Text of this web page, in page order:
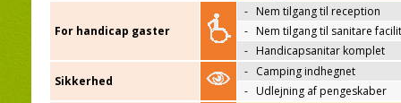
For handicap gaster
- Nem tilgang til reception
- Nem tilgang til sanitare
- Handicapsanitar komplet
Sikkerhed
- Camping indhegnet
- Udlejning af pengeskaber